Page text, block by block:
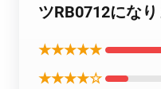
ツRB0712にな
★★★★★
★★★★☆